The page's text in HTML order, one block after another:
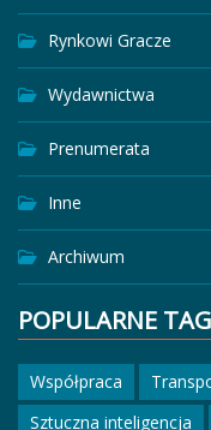
Rynkowi Gracze
Wydawnictwa
Prenumerata
Inne
Archiwum
POPULARNE
Współpraca
Sztuczna inteligencja